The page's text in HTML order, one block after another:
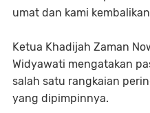
umat dan kami
Ketua Khadijah Zaman
Widyawati mengatakan
salah satu rangkaian
yang dipimpinnya.